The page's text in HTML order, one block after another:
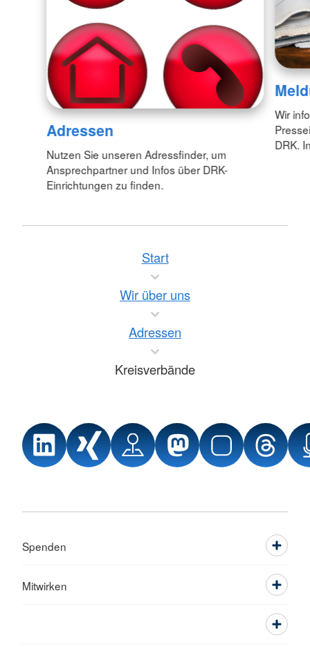
Adressen
Nutzen Sie unseren Adressfinder, um
Ansprechpartner und Infos über DRK-
Einrichtungen zu finden.
Wir
DRK.
Start
Wir über uns
Adressen
Kreisverbände
Spenden
Mitwirken